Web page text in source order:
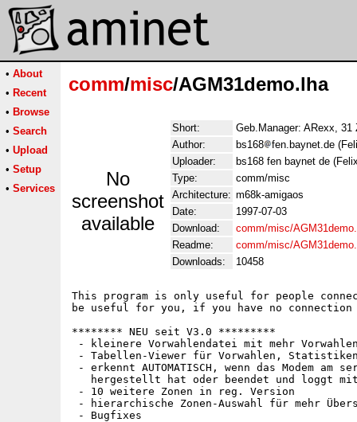
• About
• Recent
• Browse
• Search
• Upload
• Setup
• Services
comm/misc/AGM31demo.lha
No
screenshot
available
Short:
Geb.Manager: ARexx, 31
Author:
bs168
fen.baynet.de
Uploader:
bs168 fen baynet de
Type:
comm/misc
Architecture: m68k-amigaos
Date:
1997-07-03
Download:
comm/misc/
Readme:
comm/misc/
Downloads:
10458
This program is only useful for people
be useful for you, if you have no
******** NEU seit V3.0 *********
- kleinere Vorwahlendatei mit mehr
- Tabellen-Viewer für Vorwahlen,
- erkennt AUTOMATISCH, wenn das Modem
hergestellt hat oder beendet und loggt
- 10 weitere Zonen in reg. Version
- hierarchische Zonen-Auswahl für mehr
- Bugfixes